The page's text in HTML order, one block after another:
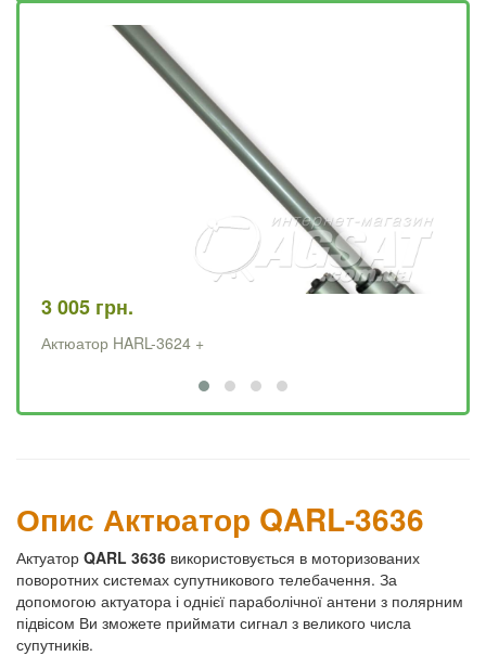
3 005 грн.
Актюатор HARL-3624 +
Опис Актюатор QARL-3636
Актуатор QARL 3636 використовується в моторизованих
поворотних системах супутникового телебачення. За
допомогою актуатора і однієї параболічної антени з полярним
підвісом Ви зможете приймати сигнал з великого числа
супутників.